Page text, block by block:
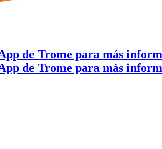
de Trome para más
de Trome para más